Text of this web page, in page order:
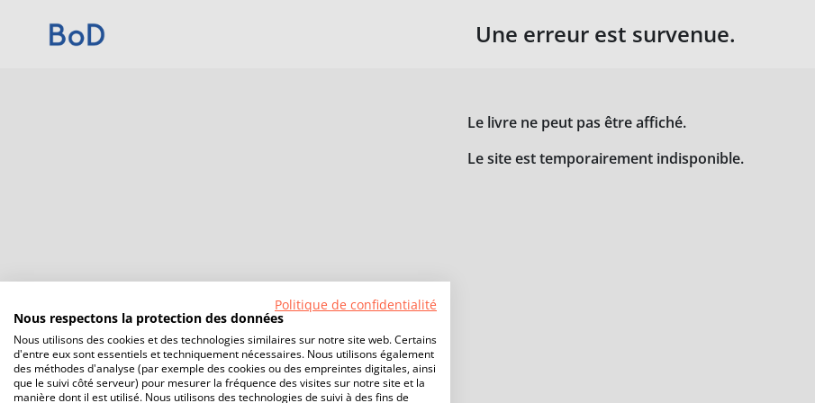
Une erreur est survenue.
Le livre ne peut pas être affiché.
Le site est temporairement indisponible.
Politique de confidentialité
Nous respectons la protection des données
Nous utilisons des cookies et des technologies similaires sur notre site web. Certains
d'entre eux sont essentiels et techniquement nécessaires. Nous utilisons également
des méthodes d'analyse (par exemple des cookies ou des empreintes digitales, ainsi
que le suivi côté serveur) pour mesurer la fréquence des visites sur notre site et la
manière dont il est utilisé. Nous utilisons des technologies de suivi à des fins de